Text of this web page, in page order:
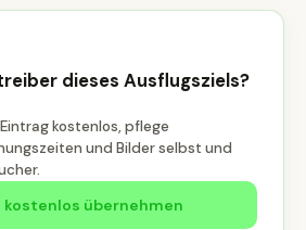
dieses Ausflugsziels?
kostenlos, pflege
und Bilder selbst und
kostenlos übernehmen